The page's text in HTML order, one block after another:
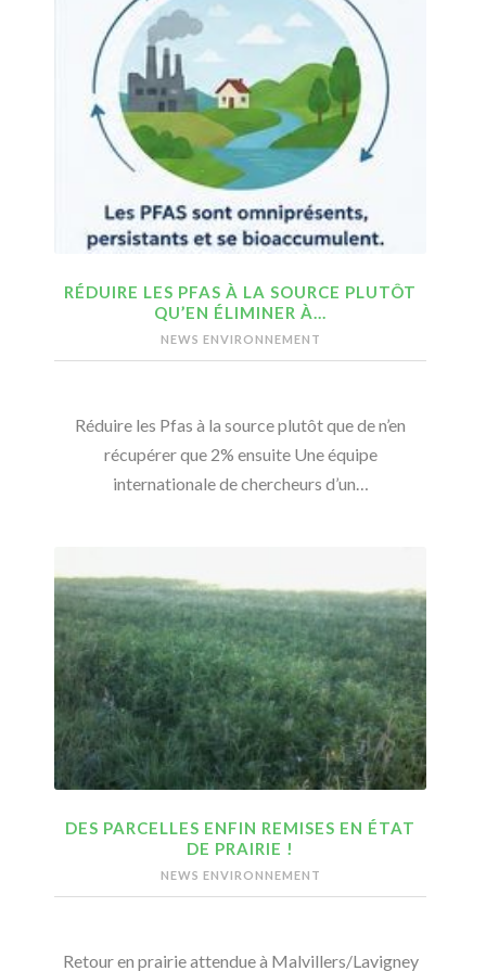
RÉDUIRE LES PFAS À LA SOURCE PLUTÔT
QU’EN ÉLIMINER À…
NEWS ENVIRONNEMENT
Réduire les Pfas à la source plutôt que de n’en
récupérer que 2% ensuite Une équipe
internationale de chercheurs d’un…
DES PARCELLES ENFIN REMISES EN ÉTAT
DE PRAIRIE !
NEWS ENVIRONNEMENT
Retour en prairie attendue à Malvillers/Lavigney